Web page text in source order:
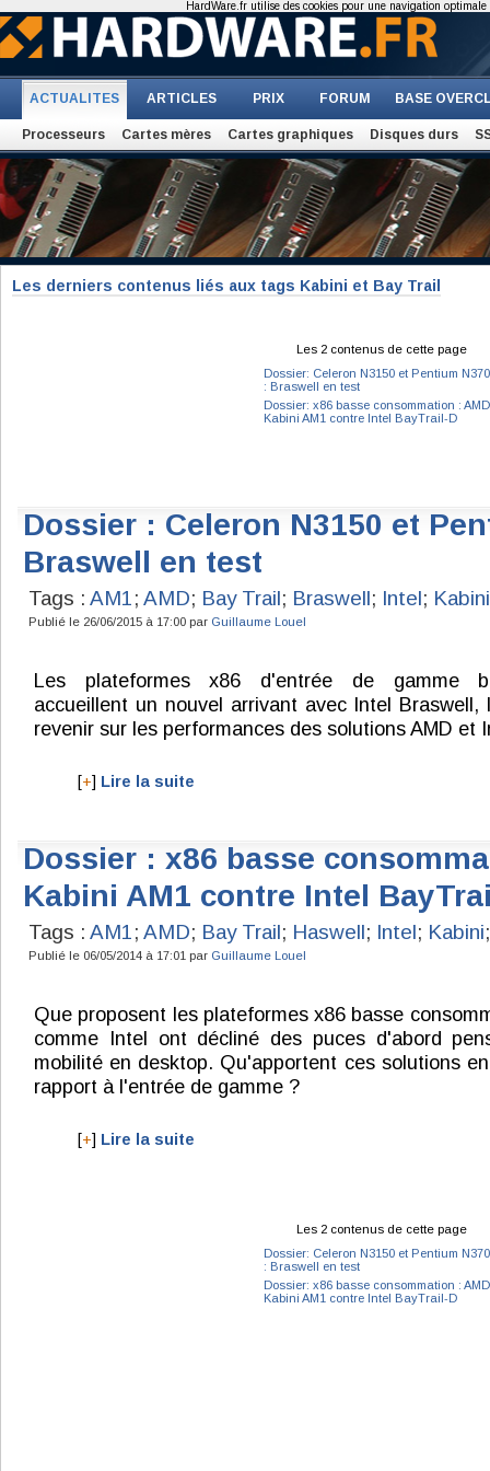
ACTUALITES ARTICLES PRIX FORUM BASE
Processeurs Cartes mères Cartes graphiques Disques durs
Les derniers contenus liés aux tags Kabini et Bay Trail
Les 2 contenus de cette page
Dossier: Celeron N3150 et Pentium
: Braswell en test
Dossier: x86 basse consommation : AMD
Kabini AM1 contre Intel BayTrail-D
Dossier : Celeron N3150 et
Braswell en test
Tags : AM1; AMD; Bay Trail; Braswell; Intel; Kabini
Publié le 26/06/2015 à 17:00 par Guillaume Louel
Les plateformes x86 d'entrée de gamme
accueillent un nouvel arrivant avec Intel Braswell,
revenir sur les performances des solutions AMD et
[+] Lire la suite
Dossier : x86 basse
Kabini AM1 contre Intel
Tags : AM1; AMD; Bay Trail; Haswell; Intel; Kabini;
Publié le 06/05/2014 à 17:01 par Guillaume Louel
Que proposent les plateformes x86 basse
comme Intel ont décliné des puces d'abord
mobilité en desktop. Qu'apportent ces solutions
rapport à l'entrée de gamme ?
[+] Lire la suite
Les 2 contenus de cette page
Dossier: Celeron N3150 et Pentium
: Braswell en test
Dossier: x86 basse consommation : AMD
Kabini AM1 contre Intel BayTrail-D
HardWare.fr utilise des cookies pour une navigation